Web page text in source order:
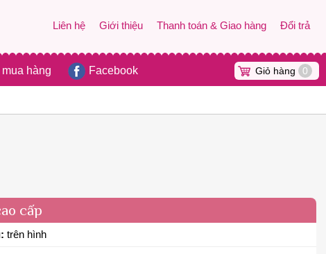
Liên hệ Giới thiệu Thanh toán & Giao hàng Đổi trả
hàng Facebook Giỏ hàng 0
cấp
trên hình